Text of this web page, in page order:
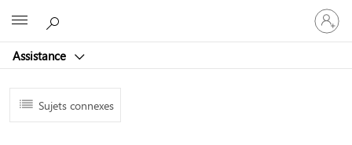
Assistance
vous
à
compte
Sujets connexes